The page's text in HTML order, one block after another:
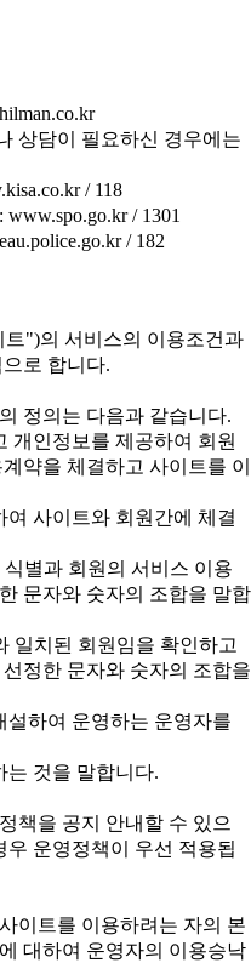
상담이 필요하신 경우에는
/ 118
/ 1301
/ 182
트")의 서비스의 이용조건과
로 합니다.
정의는 다음과 같습니다.
개인정보를 제공하여 회원
약을 체결하고 사이트를 이
사이트와 회원간에 체결
별과 회원의 서비스 이용
문자와 숫자의 조합을 말합
일치된 회원임을 확인하고
정한 문자와 숫자의 조합을
하여 운영하는 운영자를
것을 말합니다.
책을 공지 안내할 수 있으
운영정책이 우선 적용됩
이트를 이용하려는 자의 본
대하여 운영자의 이용승낙